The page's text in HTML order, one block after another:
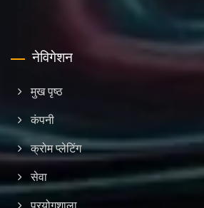
नेविगेशन
मुख पृष्ठ
कंपनी
क्रोम प्लेटिंग
सेवा
प्रयोगशाला